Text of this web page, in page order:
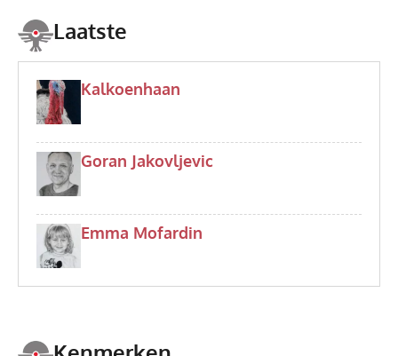
Laatste
Kalkoenhaan
Goran Jakovljevic
Emma Mofardin